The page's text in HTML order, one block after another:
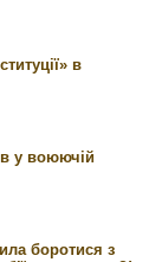
в
у воюючій
боротися з